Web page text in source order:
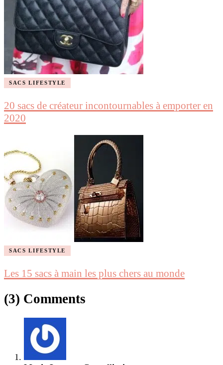
SACS LIFESTYLE
20 sacs de créateur incontournables à emporter en
2020
SACS LIFESTYLE
Les 15 sacs à main les plus chers au monde
(3) Comments